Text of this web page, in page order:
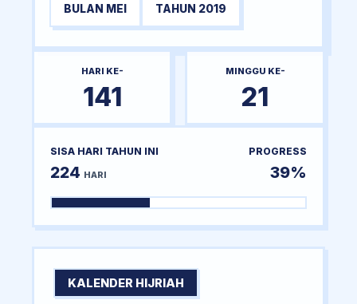
BULAN MEI TAHUN 2019
HARI KE-
141
MINGGU KE-
21
SISA HARI TAHUN INI
224 HARI
PROGRESS
39%
KALENDER HIJRIAH